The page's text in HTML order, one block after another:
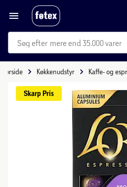
mere end 35.000 varer
Forside Køkkenudstyr Kaffe- og
Skarp Pris